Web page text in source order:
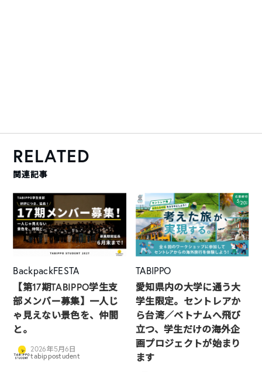
RELATED
関連記事
BackpackFESTA
【第17期TABIPPO学生支
部メンバー募集】一人じ
ゃ見えない景色を、仲間
と。
2026年5月6日
tabippostudent
TABIPPO
愛知県内の大学に通う大
学生限定。セントレアか
ら台湾／ベトナムへ飛び
立つ、学生だけの海外企
画プロジェクトが始まり
ます